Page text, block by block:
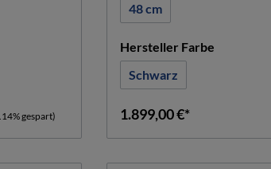
gespart)
48 cm
Hersteller Farbe
Schwarz
1.899,00 €*